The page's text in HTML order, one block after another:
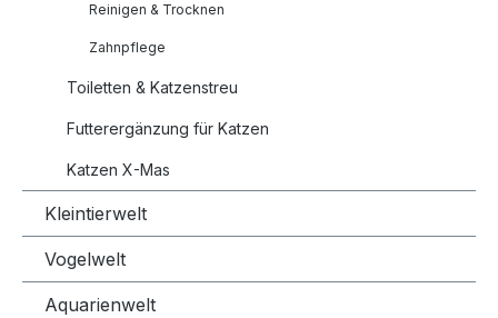
Reinigen & Trocknen
Zahnpflege
Toiletten & Katzenstreu
Futterergänzung für Katzen
Katzen X-Mas
Kleintierwelt
Vogelwelt
Aquarienwelt